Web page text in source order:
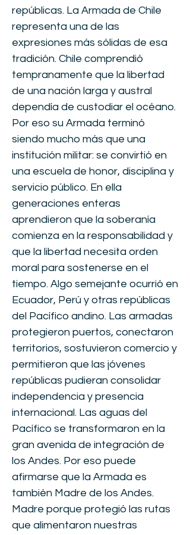
repúblicas. La Armada de Chile
representa una de las
expresiones más sólidas de esa
tradición. Chile comprendió
tempranamente que la libertad
de una nación larga y austral
dependía de custodiar el océano.
Por eso su Armada terminó
siendo mucho más que una
institución militar: se convirtió en
una escuela de honor, disciplina y
servicio público. En ella
generaciones enteras
aprendieron que la soberanía
comienza en la responsabilidad y
que la libertad necesita orden
moral para sostenerse en el
tiempo. Algo semejante ocurrió en
Ecuador, Perú y otras repúblicas
del Pacífico andino. Las armadas
protegieron puertos, conectaron
territorios, sostuvieron comercio y
permitieron que las jóvenes
repúblicas pudieran consolidar
independencia y presencia
internacional. Las aguas del
Pacífico se transformaron en la
gran avenida de integración de
los Andes. Por eso puede
afirmarse que la Armada es
también Madre de los Andes.
Madre porque protegió las rutas
que alimentaron nuestras